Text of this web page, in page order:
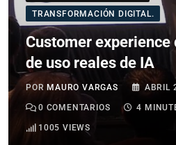
TRANSFORMACIÓN DIGITAL.
Customer experience
de uso reales de IA
PORMAURO VARGAS ABRIL
0 COMENTARIOS 4
1005 VIEWS